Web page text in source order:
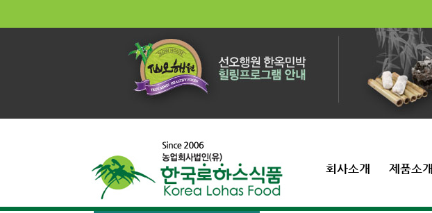
회사소개 제품소개